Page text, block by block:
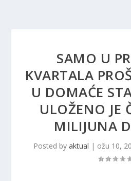
SAMO U
KVARTALA
U DOMAĆE
ULOŽENO JE
MILIJUNA
Posted by aktual | ožu 10,